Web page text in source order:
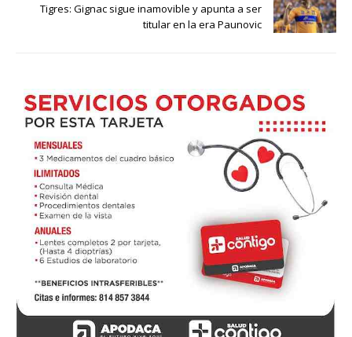
Tigres: Gignac sigue inamovible y apunta a ser
titular en la era Paunovic